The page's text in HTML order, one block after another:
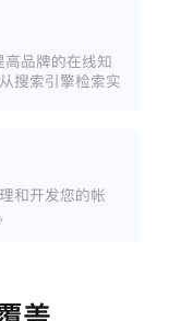
品牌的在线知
搜索引擎检索实
和开发您的帐